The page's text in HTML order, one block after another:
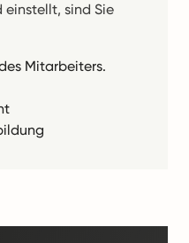
einstellt, sind Sie
Mitarbeiters.